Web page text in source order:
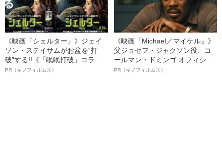
《映画『シェルター』》ジェイ
ソン・ステイサムがお盆を“打
破”する!!《「眠眠打破」コラ
ボ》
PR（キノフィルムズ）
《映画『Michael／マイケル』》
父ジョセフ・ジャクソン役、コ
ールマン・ドミンゴ オフィシャ
ルインタビュー“観客を魅了した
PR（キノフィルムズ）